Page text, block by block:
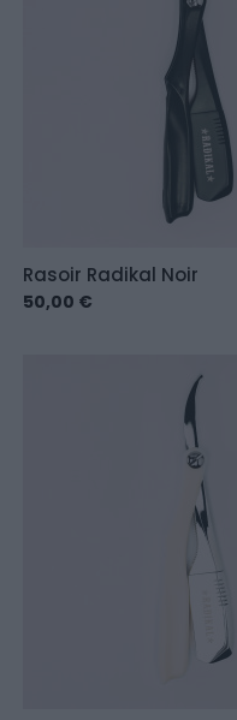
Rasoir Radikal Noir
50,00 €